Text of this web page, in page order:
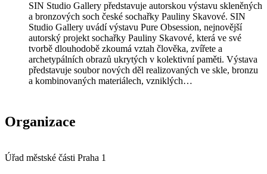
SIN Studio Gallery představuje autorskou výstavu skleněných
a bronzových soch české sochařky Pauliny Skavové. SIN
Studio Gallery uvádí výstavu Pure Obsession, nejnovější
autorský projekt sochařky Pauliny Skavové, která ve své
tvorbě dlouhodobě zkoumá vztah člověka, zvířete a
archetypálních obrazů ukrytých v kolektivní paměti. Výstava
představuje soubor nových děl realizovaných ve skle, bronzu
a kombinovaných materiálech, vzniklých…
Organizace
Úřad městské části Praha 1